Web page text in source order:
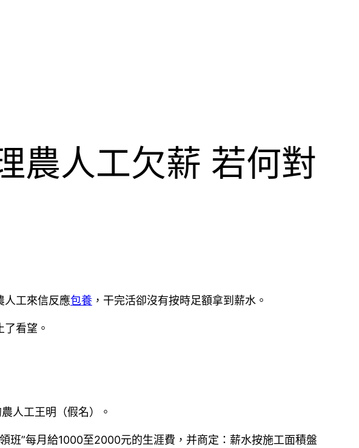
農人工欠薪 若何對
人工來信反應包養 ，干完活卻沒有按時足額拿到薪水。
看望。
人工王明（假名）。
班”每月給1000至2000元的生涯費，并商定：薪水按施工面積盤